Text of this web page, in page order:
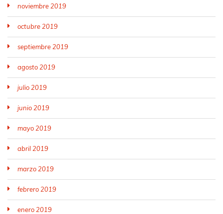
noviembre 2019
octubre 2019
septiembre 2019
agosto 2019
julio 2019
junio 2019
mayo 2019
abril 2019
marzo 2019
febrero 2019
enero 2019